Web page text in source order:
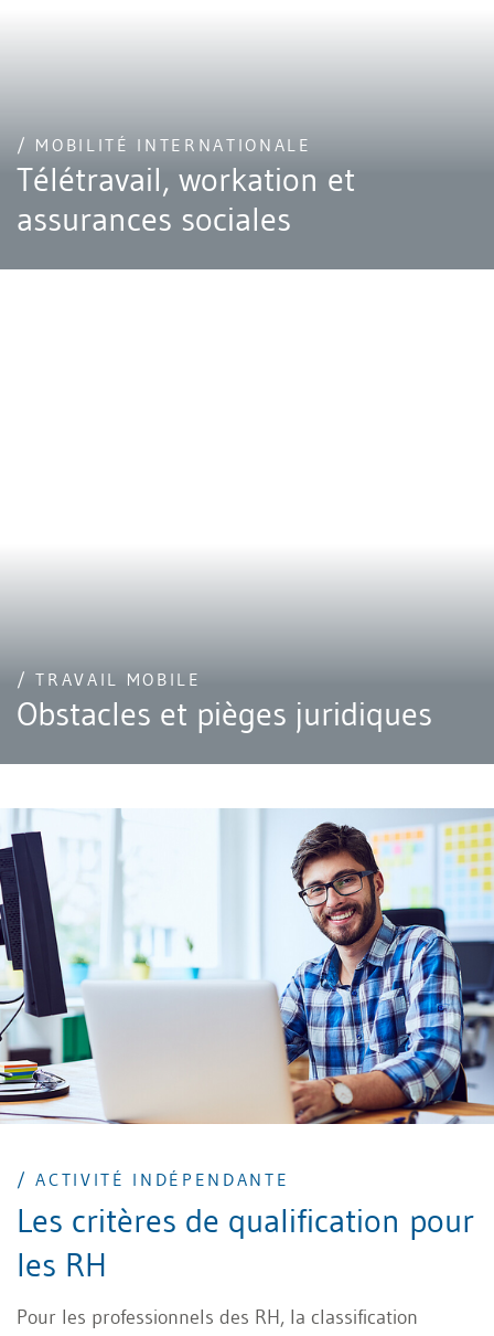
/ MOBILITÉ INTERNATIONALE
Télétravail, workation et
assurances sociales
/ TRAVAIL MOBILE
Obstacles et pièges juridiques
/ ACTIVITÉ INDÉPENDANTE
Les critères de qualification pour
les RH
Pour les professionnels des RH, la classification